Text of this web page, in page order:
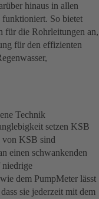
hinaus in allen
funktioniert. So bietet
für die Rohrleitungen an,
für den effizienten
Technik
setzen KSB
von KSB sind
einen schwankenden
niedrige
dem PumpMeter lässt
sie jederzeit mit dem